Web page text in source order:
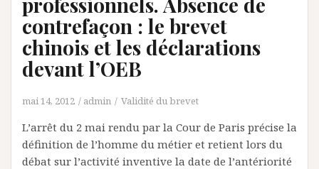
contrefaçon : le brevet
chinois et les déclarations
devant l’OEB
mai 14, 2012 admin Validité du brevet
L’arrêt du 2 mai rendu par la Cour de Paris précise la
définition de l’homme du métier et retient lors du
débat sur l’activité inventive la date de l’antériorité